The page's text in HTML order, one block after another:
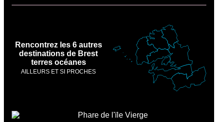
Rencontrez les 6 autres
destinations de Brest
terres océanes
AILLEURS ET SI PROCHES